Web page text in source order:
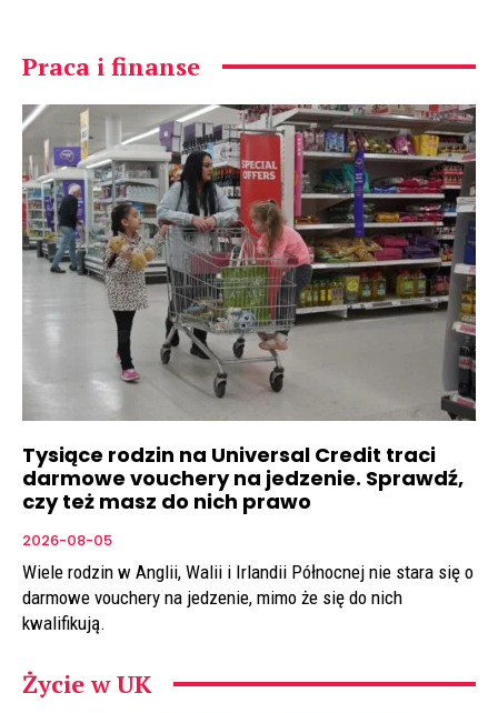
Praca i finanse
Tysiące rodzin na Universal Credit traci
darmowe vouchery na jedzenie. Sprawdź,
czy też masz do nich prawo
2026-08-05
Wiele rodzin w Anglii, Walii i Irlandii Północnej nie stara się o
darmowe vouchery na jedzenie, mimo że się do nich
kwalifikują.
Życie w UK